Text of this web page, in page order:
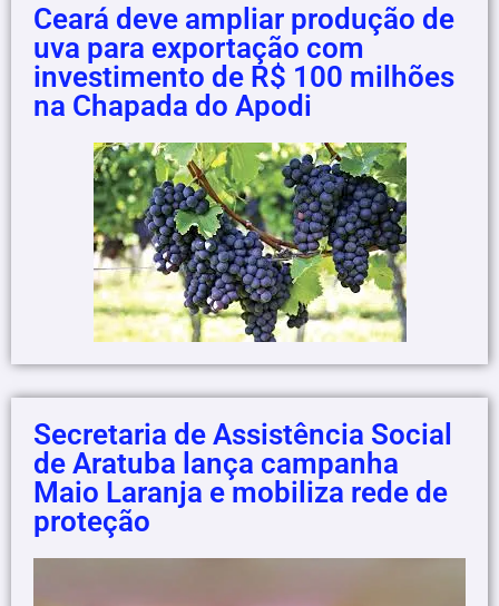
Ceará deve ampliar produção de
uva para exportação com
investimento de R$ 100 milhões
na Chapada do Apodi
Secretaria de Assistência Social
de Aratuba lança campanha
Maio Laranja e mobiliza rede de
proteção